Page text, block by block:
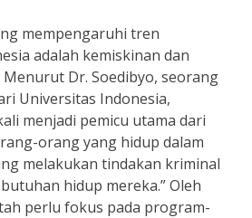
mempengaruhi tren
adalah kemiskinan dan
Dr. Soedibyo, seorang
Universitas Indonesia,
menjadi pemicu utama dari
orang yang hidup dalam
melakukan tindakan kriminal
hidup mereka.” Oleh
perlu fokus pada program-